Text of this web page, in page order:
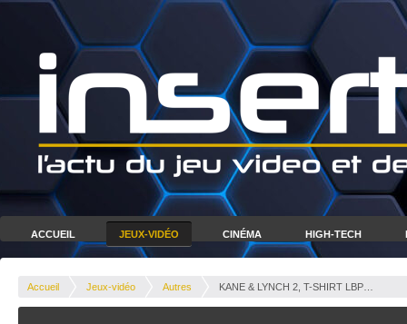
ACCUEIL JEUX-VIDÉO CINÉMA HIGH-TECH
Accueil Jeux-vidéo Autres KANE & LYNCH 2, T-SHIRT LBP…